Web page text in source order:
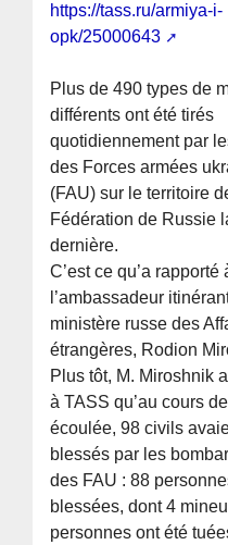
https://tass.ru/armiya-i-
opk/25000643
Plus de 490 types de
différents ont été tirés
quotidiennement par
des Forces armées
(FAU) sur le territoire
Fédération de Russie
dernière.
C’est ce qu’a rapporté
l’ambassadeur
ministère russe des
étrangères, Rodion
Plus tôt, M. Miroshnik
à TASS qu’au cours
écoulée, 98 civils
blessés par les
des FAU : 88
blessées, dont 4
personnes ont été